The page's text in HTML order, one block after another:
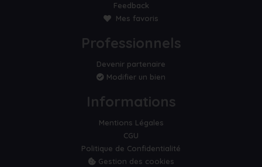
Feedback
Mes favoris
Professionnels
Devenir partenaire
Modifier un bien
Informations
Mentions Légales
CGU
Politique de Confidentialité
Gestion des cookies